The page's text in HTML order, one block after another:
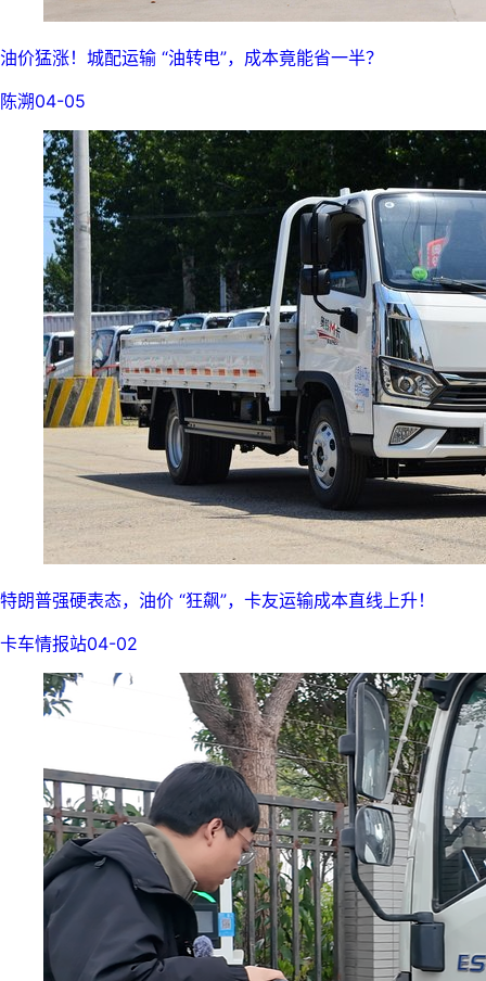
油价猛涨！城配运输 “油转电”，成本竟能省一半？
陈溯04-05
特朗普强硬表态，油价 “狂飙”，卡友运输成本直线上升！
卡车情报站04-02